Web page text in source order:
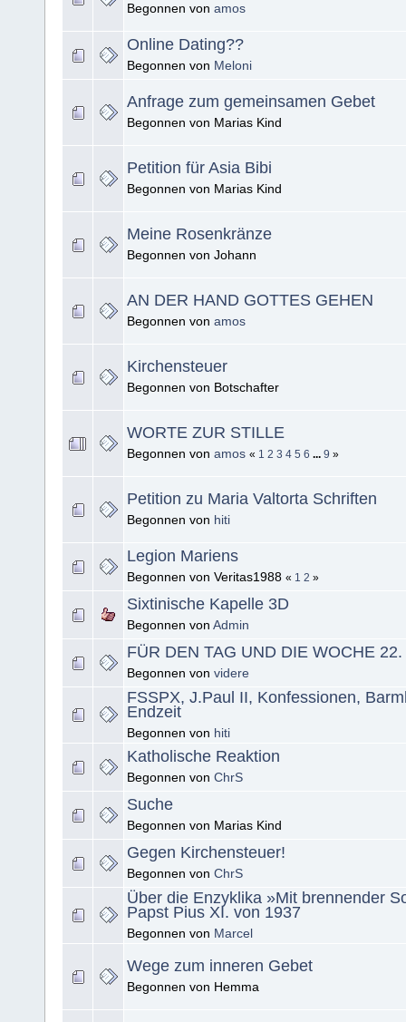
Begonnen von amos
Online Dating??
Begonnen von Meloni
Anfrage zum gemeinsamen Gebet
Begonnen von Marias Kind
Petition für Asia Bibi
Begonnen von Marias Kind
Meine Rosenkränze
Begonnen von Johann
AN DER HAND GOTTES GEHEN
Begonnen von amos
Kirchensteuer
Begonnen von Botschafter
WORTE ZUR STILLE
Begonnen von amos « 1 2 3 4 5 6 ... 9 »
Petition zu Maria Valtorta Schriften
Begonnen von hiti
Legion Mariens
Begonnen von Veritas1988 « 1 2 »
Sixtinische Kapelle 3D
Begonnen von Admin
FÜR DEN TAG UND DIE WOCHE
Begonnen von videre
FSSPX, J.Paul II, Konfessionen,
Endzeit
Begonnen von hiti
Katholische Reaktion
Begonnen von ChrS
Suche
Begonnen von Marias Kind
Gegen Kirchensteuer!
Begonnen von ChrS
Über die Enzyklika »Mit brennender
Papst Pius XI. von 1937
Begonnen von Marcel
Wege zum inneren Gebet
Begonnen von Hemma